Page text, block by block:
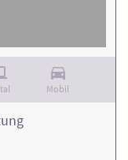
Mobil